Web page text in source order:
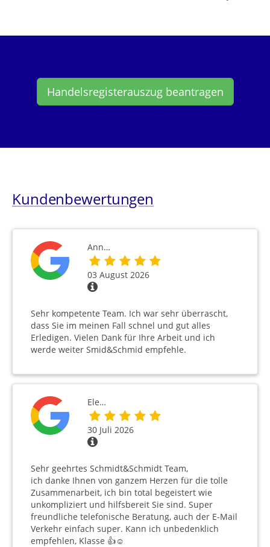
Handelsregisterauszug beantragen
Kundenbewertungen
Ann…
03 August 2026
Sehr kompetente Team. Ich war sehr überrascht,
dass Sie im meinen Fall schnel und gut alles
Erledigen. Vielen Dank für Ihre Arbeit und ich
werde weiter Smid&Schmid empfehle.
Ele…
30 Juli 2026
Sehr geehrtes Schmidt&Schmidt Team,
ich danke Ihnen von ganzem Herzen für die tolle
Zusammenarbeit, ich bin total begeistert wie
unkompliziert und hilfsbereit Sie sind. Super
freundliche telefonische Beratung, auch der E-Mail
Verkehr einfach super. Kann ich unbedenklich
empfehlen, Klasse 👍☺️